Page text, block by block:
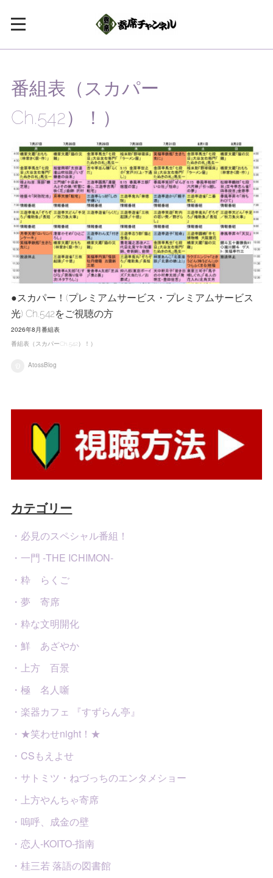
番組表（スカパー
Ch.542）！）
●スカパー！(プレミアムサービス・プレミアムサービス
光) Ch.542をご視聴の方
2026年8月番組表
番組表（スカパーCh.542）！）
AtossBlog
カテゴリー
・必見のスペシャル番組！
・一門 -THE ICHIMON-
・粋 らくご
・夢 寄席
・粋な文明開化
・鮮 あざやか
・上方 百景
・極 名人噺
・楽器カフェ 『すずらん亭』
・★笑わせnight！★
・CSもえよせ
・サトミツ・ねづっちのエンタメショー
・上方やんちゃ寄席
・嗚呼、成金の壁
・恋人-KOITO-指南
・桂三若 落語の図書館